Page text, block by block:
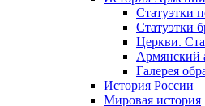
Статуэтки
Статуэтки
Церкви.
Армянский
Галерея
История России
Мировая история